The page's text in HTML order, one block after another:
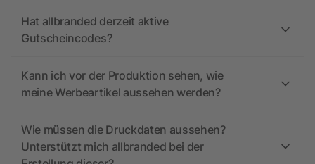
Hat allbranded derzeit aktive
Gutscheincodes?
Kann ich vor der Produktion sehen, wie
meine Werbeartikel aussehen werden?
Wie müssen die Druckdaten aussehen?
Unterstützt mich allbranded bei der